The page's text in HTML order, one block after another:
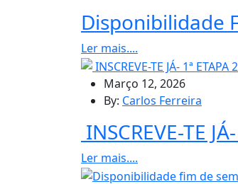
Disponibilidade
Ler mais....
Março 12, 2026
By: Carlos Ferreira
INSCREVE-TE
Ler mais....